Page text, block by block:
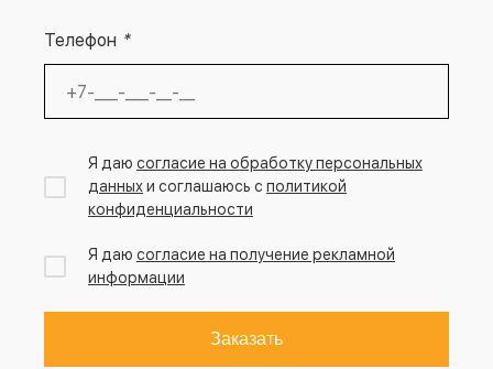
Телефон *
Я даю согласие на обработку персональных
данныхи соглашаюсь с политикой
конфиденциальности
Я даю согласие на получение рекламной
информации
Заказать